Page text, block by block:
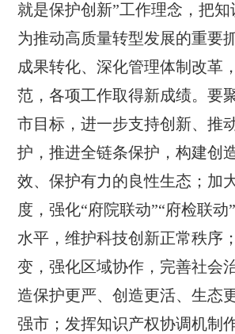
就是保护创新”工作理念，把
为推动高质量转型发展的重要
成果转化、深化管理体制改革
范，各项工作取得新成绩。要
市目标，进一步支持创新、推
护，推进全链条保护，构建创
效、保护有力的良性生态；加
度，强化“府院联动”“府检联动
水平，维护科技创新正常秩序
变，强化区域协作，完善社会
造保护更严、创造更活、生态
强市；发挥知识产权协调机制